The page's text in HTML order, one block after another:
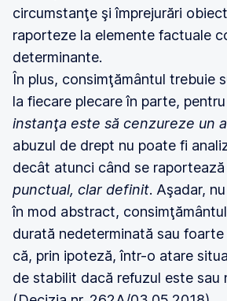
circumstanţe şi împrejurări
raporteze la elemente factuale
determinante.
În plus, consimţământul trebuie
la fiecare plecare în parte,
instanţa este să cenzureze un
abuzul de drept nu poate fi
decât atunci când se raportează
punctual, clar definit. Aşadar,
în mod abstract,
durată nedeterminată sau
că, prin ipoteză, într-o atare
de stabilit dacă refuzul este sau